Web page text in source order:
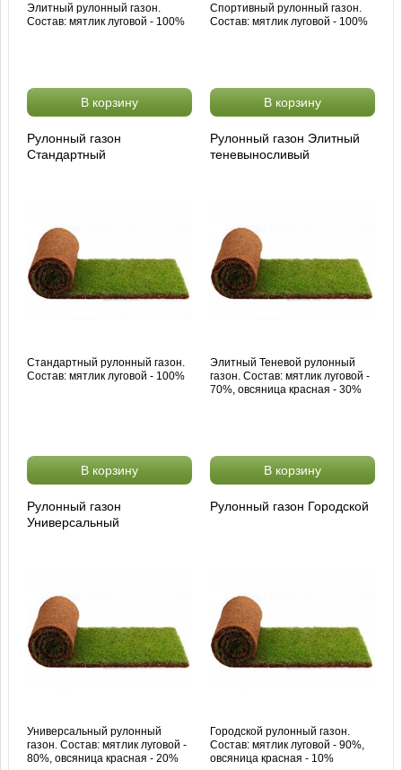
Элитный рулонный газон.
Состав: мятлик луговой - 100%
В корзину
Спортивный рулонный газон.
Состав: мятлик луговой - 100%
В корзину
Рулонный газон
Стандартный
Стандартный рулонный газон.
Состав: мятлик луговой - 100%
В корзину
Рулонный газон Элитный
теневыносливый
Элитный Теневой рулонный
газон. Состав: мятлик луговой -
70%, овсяница красная - 30%
В корзину
Рулонный газон
Универсальный
Универсальный рулонный
газон. Состав: мятлик луговой -
80%, овсяница красная - 20%
Рулонный газон Городской
Городской рулонный газон.
Состав: мятлик луговой - 90%,
овсяница красная - 10%